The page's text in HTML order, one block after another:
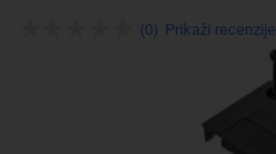
(0) Prikaži recenzije